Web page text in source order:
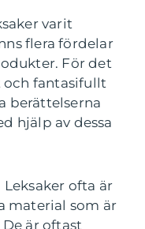
varit
flera fördelar
För det
och fantasifullt
berättelserna
hjälp av dessa
ofta är
material som är
är oftast